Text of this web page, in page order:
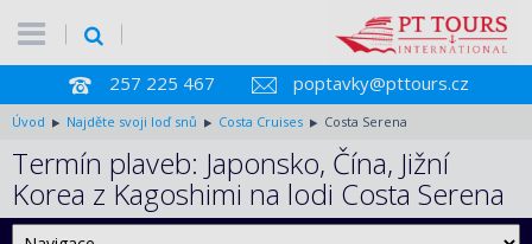
257 225 467 poptavky@pttours.cz
Úvod Najděte svoji loď snů Costa Cruises Costa Serena
Termín plaveb: Japonsko, Čína, Jižní
Korea z Kagoshimi na lodi Costa Serena